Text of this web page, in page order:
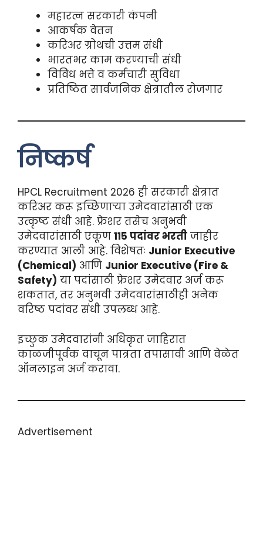
महारत्न सरकारी कंपनी
आकर्षक वेतन
करिअर ग्रोथची उत्तम संधी
भारतभर काम करण्याची संधी
विविध भत्ते व कर्मचारी सुविधा
प्रतिष्ठित सार्वजनिक क्षेत्रातील रोजगार
निष्कर्ष
HPCL Recruitment 2026 ही सरकारी क्षेत्रात
करिअर करू इच्छिणाऱ्या उमेदवारांसाठी एक
उत्कृष्ट संधी आहे. फ्रेशर तसेच अनुभवी
उमेदवारांसाठी एकूण 115 पदांवर भरती जाहीर
करण्यात आली आहे. विशेषतः Junior Executive
(Chemical) आणि Junior Executive (Fire &
Safety) या पदांसाठी फ्रेशर उमेदवार अर्ज करू
शकतात, तर अनुभवी उमेदवारांसाठीही अनेक
वरिष्ठ पदांवर संधी उपलब्ध आहे.
इच्छुक उमेदवारांनी अधिकृत जाहिरात
काळजीपूर्वक वाचून पात्रता तपासावी आणि वेळेत
ऑनलाइन अर्ज करावा.
Advertisement